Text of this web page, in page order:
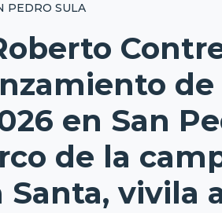
PEDRO SULA
de
en San
de la
Santa, vivila